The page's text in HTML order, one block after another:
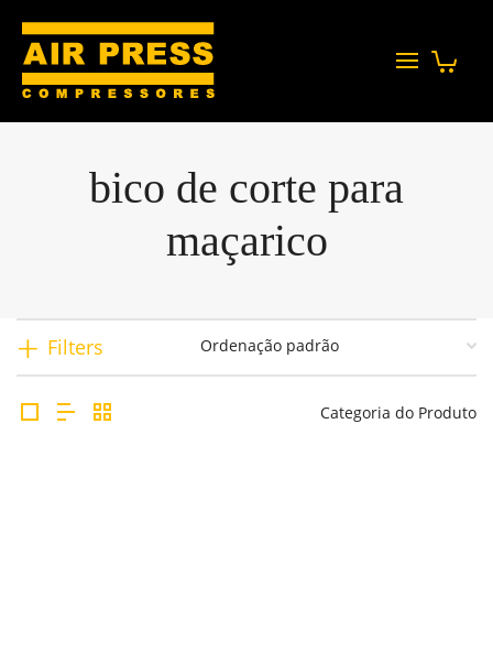
bico de corte para
maçarico
Filters
Categoria do Produto